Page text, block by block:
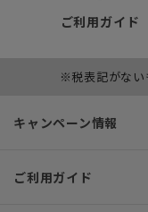
ご利用ガイド
※税表記がない
キャンペーン情報
ご利用ガイド